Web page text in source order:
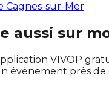
Cagnes-sur-Mer
aussi sur
VIVOP
événement près de